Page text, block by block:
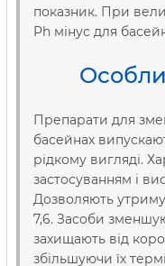
показник. При
Ph мінус для
Препарати для
басейнах
рідкому вигляді.
застосуванням і
Дозволяють
7,6. Засоби
захищають від
збільшуючи їх